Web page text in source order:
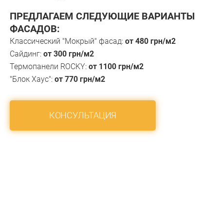
ПРЕДЛАГАЕМ СЛЕДУЮЩИЕ ВАРИАНТЫ
ФАСАДОВ:
Классический "Мокрый" фасад: от 480 грн/м2
Сайдинг: от 300 грн/м2
Термопанели ROCKY: от 1100 грн/м2
"Блок Хаус": от 770 грн/м2
КОНСУЛЬТАЦИЯ